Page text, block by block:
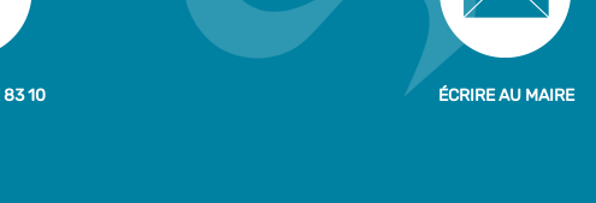
10 ÉCRIRE AU MAIRE